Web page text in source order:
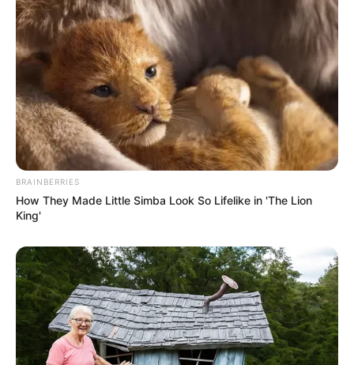
Prono V3. Vous n’avez plus qu’à les sélectionner et
l’unique et super logiciel du Tiercé Quarté Quinté du
jour en fera la synthèse, ce qui sera peut-être le
meilleur pronostic PMU gagnant.
BRAINBERRIES
How They Made Little Simba Look So Lifelike in 'The Lion
King'